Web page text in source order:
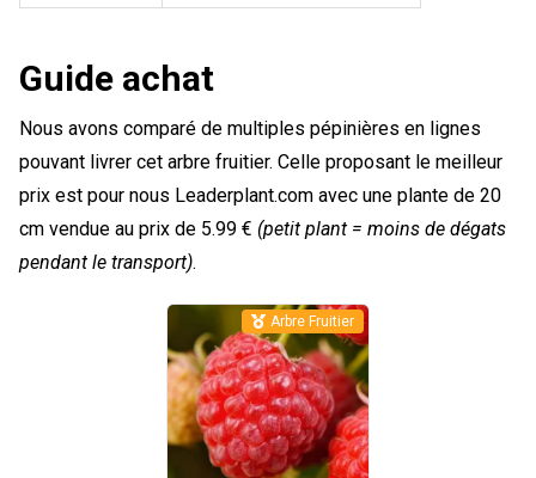
Guide achat
Nous avons comparé de multiples pépinières en lignes
pouvant livrer cet arbre fruitier. Celle proposant le meilleur
prix est pour nous Leaderplant.com avec une plante de 20
cm vendue au prix de 5.99 € (petit plant = moins de dégats
pendant le transport).
Arbre Fruitier